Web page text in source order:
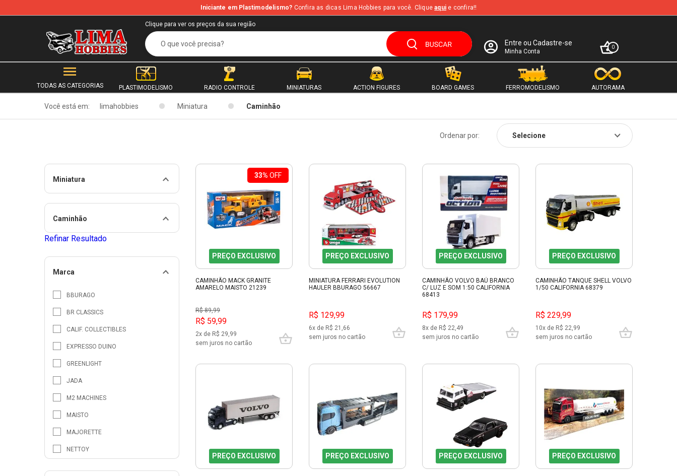
Iniciante em Plastimodelismo? Confira as dicas Lima Hobbies para você. Cliqueaqui e confira!!
Clique para ver os preços da sua região
Entre ou Cadastre-se
Minha Conta
0
TODAS AS CATEGORIAS PLASTIMODELISMO RADIO CONTROLE MINIATURAS ACTION FIGURES BOARD GAMES FERROMODELISMO AUTORAMA
Você está em: limahobbies Miniatura Caminhão
Miniatura
Caminhão
Refinar Resultado
Marca
BBURAGO
BR CLASSICS
CALIF. COLLECTIBLES
EXPRESSO DUINO
GREENLIGHT
JADA
M2 MACHINES
MAISTO
MAJORETTE
NETTOY
Ordenar por:
33% OFF
PREÇO EXCLUSIVO
CAMINHÃO MACK GRANITE
AMARELO MAISTO 21239
R$ 89,99
R$ 59,99
2x de R$ 29,99
sem juros no cartão
PREÇO EXCLUSIVO
MINIATURA FERRARI EVOLUTION
HAULER BBURAGO 56667
R$ 129,99
6x de R$ 21,66
sem juros no cartão
PREÇO EXCLUSIVO
CAMINHÃO VOLVO BAÚ BRANCO
C/ LUZ E SOM 1:50 CALIFORNIA
68413
R$ 179,99
8x de R$ 22,49
sem juros no cartão
PREÇO EXCLUSIVO
CAMINHÃO TANQUE SHELL VOLVO
1/50 CALIFORNIA 68379
R$ 229,99
10x de R$ 22,99
sem juros no cartão
PREÇO EXCLUSIVO PREÇO EXCLUSIVO PREÇO EXCLUSIVO PREÇO EXCLUSIVO